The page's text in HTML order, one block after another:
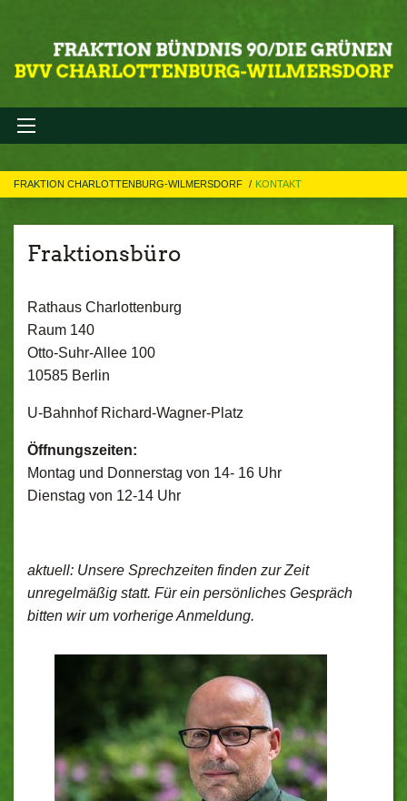
FRAKTION CHARLOTTENBURG-WILMERSDORF KONTAKT
Fraktionsbüro
Rathaus Charlottenburg
Raum 140
Otto-Suhr-Allee 100
10585 Berlin
U-Bahnhof Richard-Wagner-Platz
Öffnungszeiten:
Montag und Donnerstag von 14- 16 Uhr
Dienstag von 12-14 Uhr
aktuell: Unsere Sprechzeiten finden zur Zeit
unregelmäßig statt. Für ein persönliches Gespräch
bitten wir um vorherige Anmeldung.